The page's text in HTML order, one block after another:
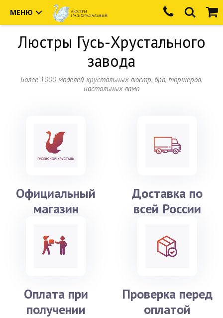
МЕНЮ
Люстры Гусь-Хрустального
завода
Более 1000 моделей хрустальных люстр, бра, торшеров,
настольных ламп
Официальный
магазин
Доставка по
всей России
Оплата при
получении
Проверка перед
оплатой